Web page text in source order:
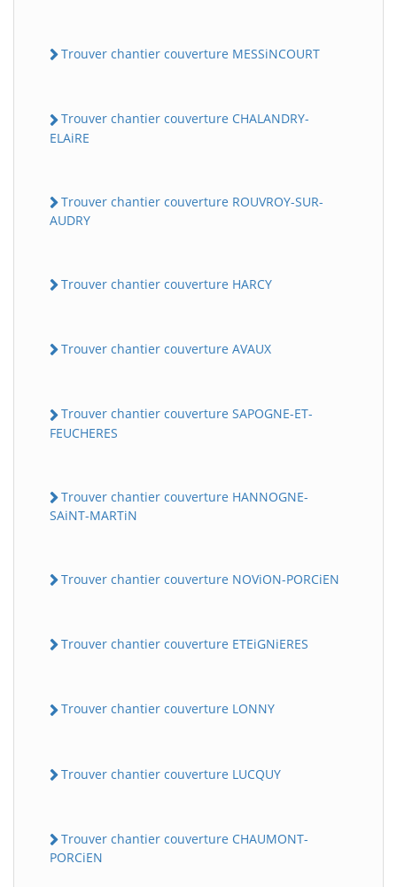
Trouver chantier couverture MESSiNCOURT
Trouver chantier couverture CHALANDRY-
ELAiRE
Trouver chantier couverture ROUVROY-SUR-
AUDRY
Trouver chantier couverture HARCY
Trouver chantier couverture AVAUX
Trouver chantier couverture SAPOGNE-ET-
FEUCHERES
Trouver chantier couverture HANNOGNE-
SAiNT-MARTiN
Trouver chantier couverture NOViON-PORCiEN
Trouver chantier couverture ETEiGNiERES
Trouver chantier couverture LONNY
Trouver chantier couverture LUCQUY
Trouver chantier couverture CHAUMONT-
PORCiEN
B BatiWebPro
Assistant en ligne